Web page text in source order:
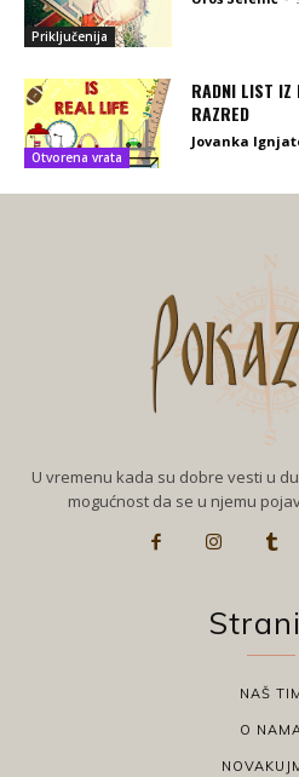
Priključenija
Otvorena vrata
RADNI LIST IZ
RAZRED
Jovanka
U vremenu kada su dobre vesti u
mogućnost da se u njemu
NAŠ
O